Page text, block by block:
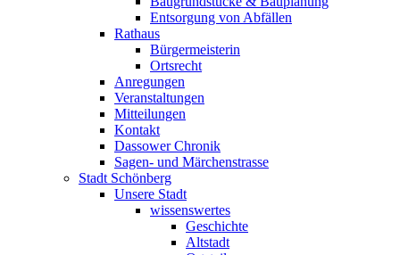
Entsorgung von Abfällen
Rathaus
Bürgermeisterin
Ortsrecht
Anregungen
Veranstaltungen
Mitteilungen
Kontakt
Dassower Chronik
Sagen- und Märchenstrasse
Stadt Schönberg
Unsere Stadt
wissenswertes
Geschichte
Altstadt